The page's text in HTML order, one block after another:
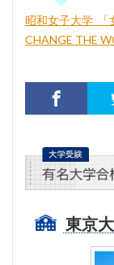
昭和女子大学_「
CHANGE THE
東京